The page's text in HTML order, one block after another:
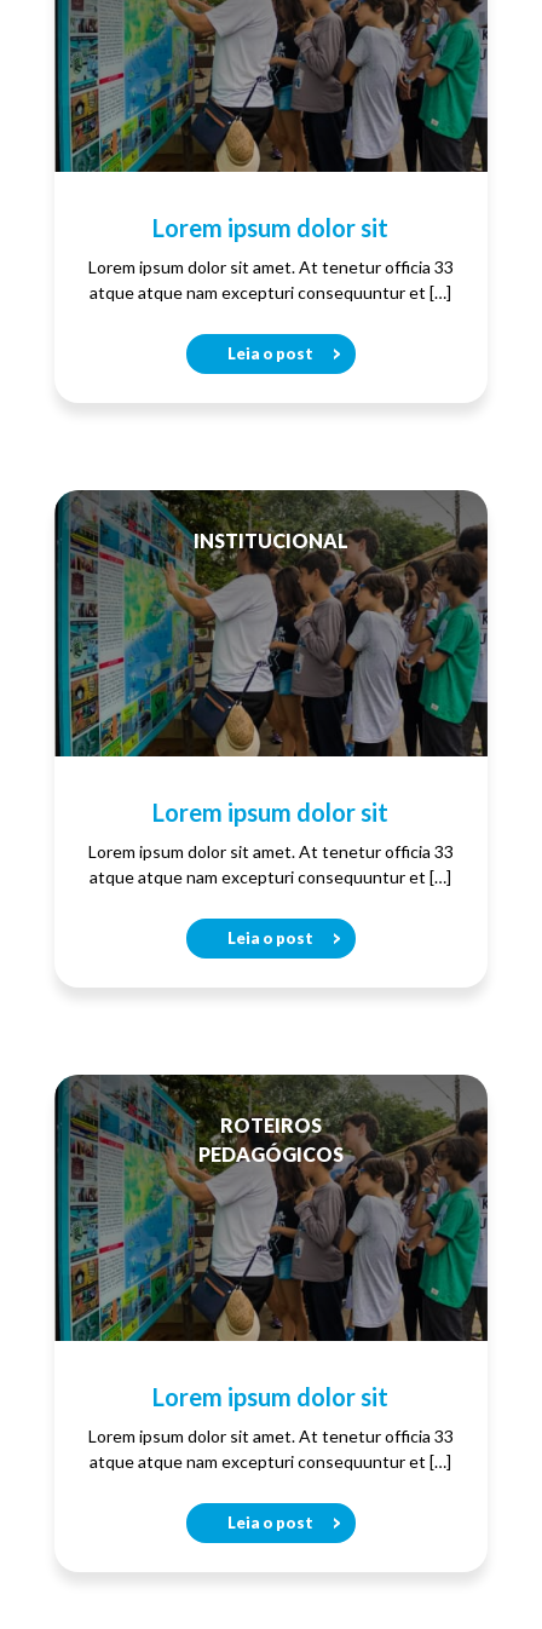
Lorem ipsum dolor sit
Lorem ipsum dolor sit amet. At tenetur officia 33
atque atque nam excepturi consequuntur et […]
Leia o post
INSTITUCIONAL
Lorem ipsum dolor sit
Lorem ipsum dolor sit amet. At tenetur officia 33
atque atque nam excepturi consequuntur et […]
Leia o post
ROTEIROS
PEDAGÓGICOS
Lorem ipsum dolor sit
Lorem ipsum dolor sit amet. At tenetur officia 33
atque atque nam excepturi consequuntur et […]
Leia o post